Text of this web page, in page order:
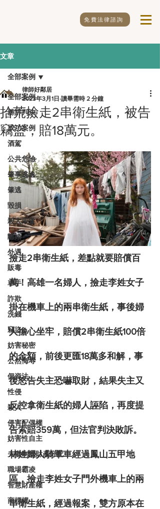
免費法律諮詢
文章
全部案例
勝訴判決
成功案例
酒駕
公共危險
肇事逃逸
肇逃
毀損
殺人未遂
離婚
外遇
販毒
車手
詐欺
洗錢
竊盜
妨害秘密
公然侮辱
個資法
性侵
殺人
侵害配偶權
妨害性自主
夫妻剩餘財產分配
職場霸凌
智慧財產權
商標權
全部案例
拾荒撿走2串衛生紙，被告
竊盜，賠18萬元。
律師好鄰居
2023年3月1日 讀畢需時 2 分鐘
撿走2串衛生紙，差點就要賠償百
萬！高雄一名婦人，撿走李姓女子
掛在機車上的兩串衛生紙，事後婦
人擔心坐牢，賠償2串衛生紙100倍
的金額，前後更匯18萬多和解，事
後怒告失主恐嚇取財，結果失主又
反控拿衛生紙的婦人誣陷，再度提
告索賠359萬，但法官判決敗訴。
林姓婦人騎單車經過鳳山五甲地
區，撿走李姓女子門外機車上的兩
串衛生紙，經過報案，雙方原本在